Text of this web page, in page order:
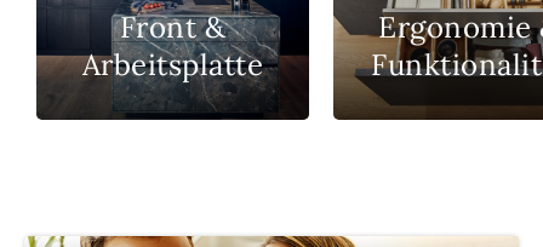
Front &
Arbeitsplatte
Ergonomie